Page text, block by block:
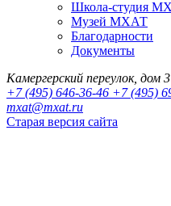
Школа-студия
Музей МХАТ
Благодарности
Документы
Камергерский переулок, дом 3
+7 (495) 646-36-46 +7 (495)
mxat@mxat.ru
Старая версия сайта